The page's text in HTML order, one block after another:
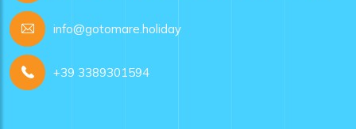
info@gotomare.holiday
+39 3389301594